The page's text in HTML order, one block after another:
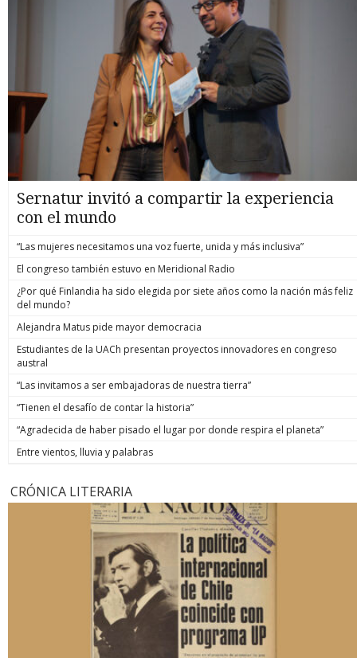
Sernatur invitó a compartir la experiencia
con el mundo
“Las mujeres necesitamos una voz fuerte, unida y más inclusiva”
El congreso también estuvo en Meridional Radio
¿Por qué Finlandia ha sido elegida por siete años como la nación más feliz
del mundo?
Alejandra Matus pide mayor democracia
Estudiantes de la UACh presentan proyectos innovadores en congreso
austral
“Las invitamos a ser embajadoras de nuestra tierra”
“Tienen el desafío de contar la historia”
“Agradecida de haber pisado el lugar por donde respira el planeta”
Entre vientos, lluvia y palabras
CRÓNICA LITERARIA